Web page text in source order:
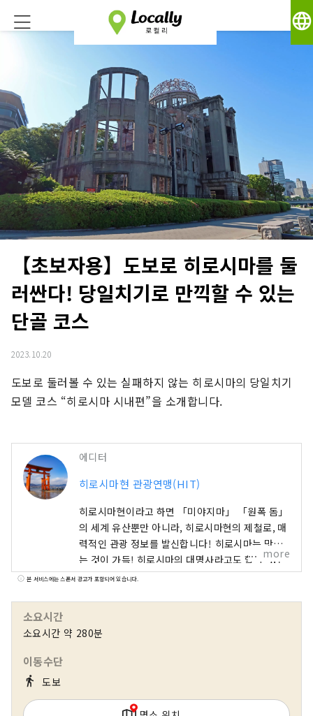
language
【초보자용】도보로 히로시마를 둘
러싼다! 당일치기로 만끽할 수 있는
단골 코스
2023.10.20
도보로 둘러볼 수 있는 실패하지 않는 히로시마의 당일치기
모델 코스 “히로시마 시내편”을 소개합니다.
에디터
히로시마현 관광연맹(HIT)
히로시마현이라고 하면 「미야지마」 「원폭 돔」
의 세계 유산뿐만 아니라, 히로시마현의 제철로, 매
력적인 관광 정보를 발신합니다! 히로시마는 맛있
는 것이 가득! 히로시마의 대명사라고도 할 수 있는
오코노미야키나 굴・낙지・도미・아나고 등 신선
식의 자원은 히로시마 특유. 또한 바다 축제, 카구라
않는다. 세계문화유산에 등록된 미야지마와 원폭돔
more
본 서비스에는 스폰서 광고가 포함되어 있습니다.
소요시간
소요시간 약 280분
이동수단
directions_walk 도보